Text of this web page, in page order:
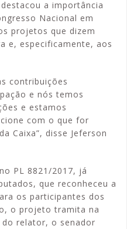
a importância
Nacional em
projetos que dizem
e, especificamente, aos
contribuições
e nós temos
e estamos
com o que for
Caixa”, disse Jeferson
PL 8821/2017, já
que reconheceu a
os participantes dos
o projeto tramita na
do relator, o senador